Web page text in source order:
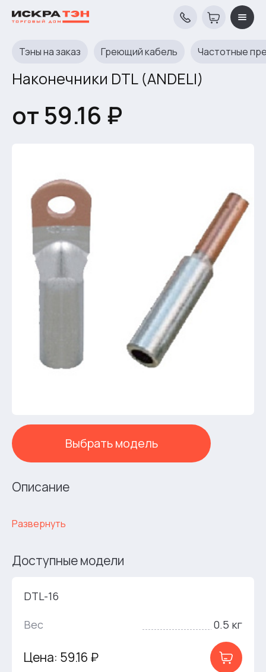
Тэны на заказ Греющий кабель Частотные
Наконечники DTL (ANDELI)
от 59.16 ₽
Выбрать модель
Описание
Развернуть
Доступные модели
DTL-16
Вес
0.5 кг
Цена: 59.16 ₽